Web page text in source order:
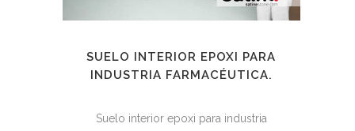
SUELO INTERIOR EPOXI PARA
INDUSTRIA FARMACÉUTICA.
Suelo interior epoxi para industria